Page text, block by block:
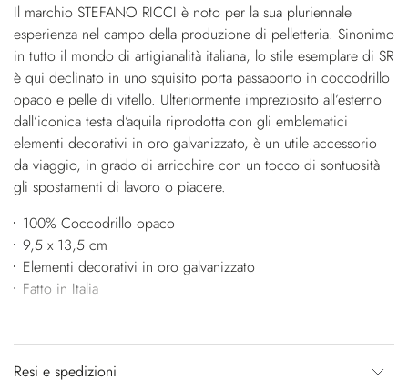
Il marchio STEFANO RICCI è noto per la sua pluriennale
esperienza nel campo della produzione di pelletteria. Sinonimo
in tutto il mondo di artigianalità italiana, lo stile esemplare di SR
è qui declinato in uno squisito porta passaporto in coccodrillo
opaco e pelle di vitello. Ulteriormente impreziosito all’esterno
dall’iconica testa d’aquila riprodotta con gli emblematici
elementi decorativi in oro galvanizzato, è un utile accessorio
da viaggio, in grado di arricchire con un tocco di sontuosità
gli spostamenti di lavoro o piacere.
100% Coccodrillo opaco
9,5 x 13,5 cm
Elementi decorativi in oro galvanizzato
Fatto in Italia
Resi e spedizioni